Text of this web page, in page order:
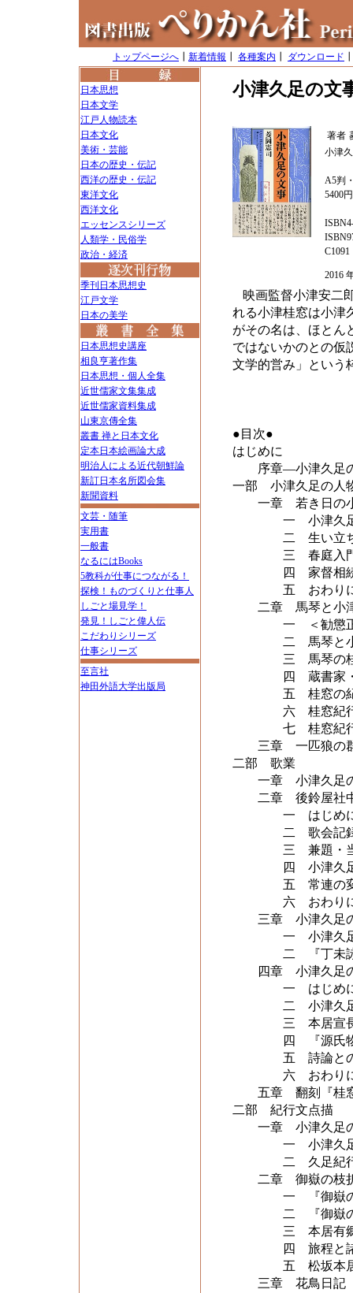
トップページへ 新着情報 各種案内 ダウンロード
日本思想
日本文学
江戸人物読本
日本文化
美術・芸能
日本の歴史・伝記
西洋の歴史・伝記
東洋文化
西洋文化
エッセンスシリーズ
人類学・民俗学
政治・経済
季刊日本思想史
江戸文学
日本の美学
日本思想史講座
相良亨著作集
日本思想・個人全集
近世儒家文集集成
近世儒家資料集成
山東京傳全集
叢書 禅と日本文化
定本日本絵画論大成
明治人による近代朝鮮論
新訂日本名所図会集
新聞資料
文芸・随筆
実用書
一般書
なるにはBooks
5教科が仕事につながる！
探検！ものづくりと仕事人
しごと場見学！
発見！しごと偉人伝
こだわりシリーズ
仕事シリーズ
至言社
神田外語大学出版局
小津久足の文
著者
小津
A5判
5400
C1091
2016
映画監督小津安二
れる小津桂窓は小津
がその名は、ほとん
ではないかのとの仮
文学的営み」という
●目次●
はじめに
序章―小津久足
一部 小津久足の人
一章 若き日の
一 小津久足出
二 生い立
三 春庭入門か
四 家督相続か
五 おわり
二章 馬琴と小津
一 ＜勧懲正し
二 馬琴と小津
三 馬琴の桂窓
四 蔵書家・紀
五 桂窓の紀行
六 桂窓紀行文
七 桂窓紀行
三章 一匹狼の
二部 歌業
一章 小津久足の
二章 後鈴屋社
一 はじめ
二 歌会記録と
三 兼題・当
四 小津久足『
五 常連の変
六 おわり
三章 小津久足
一 小津久足
二 『丁未詠稿
四章 小津久足の
一 はじめ
二 小津久足
三 本居宣長
四 『源氏物
五 詩論との
六 おわり
五章 翻刻『桂窓
二部 紀行文点描
一章 小津久足
一 小津久足
二 久足紀行
二章 御嶽の枝
一 『御嶽の枝
二 『御嶽の枝
三 本居有郷『三
四 旅程と諸
五 松坂本居
三章 花鳥日記